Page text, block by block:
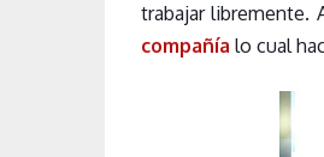
trabajar libremente.
compañía lo cual